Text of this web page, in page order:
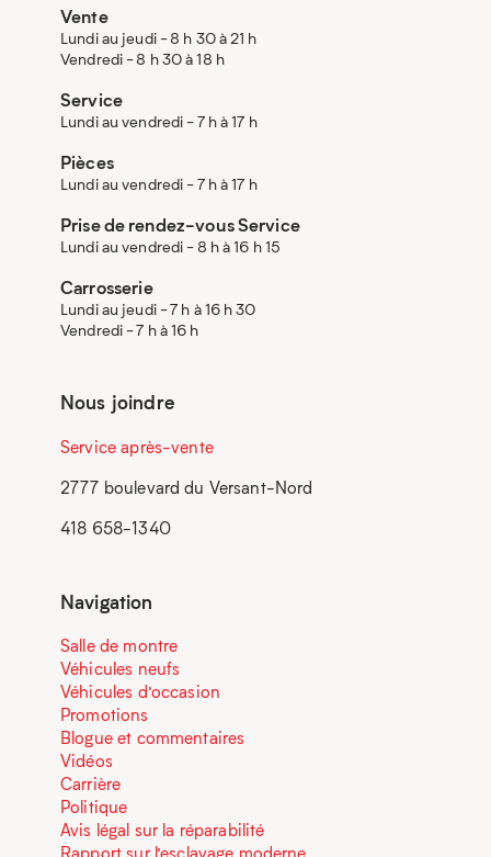
Vente
Lundi au jeudi - 8 h 30 à 21 h
Vendredi - 8 h 30 à 18 h
Service
Lundi au vendredi - 7 h à 17 h
Pièces
Lundi au vendredi - 7 h à 17 h
Prise de rendez-vous Service
Lundi au vendredi - 8 h à 16 h 15
Carrosserie
Lundi au jeudi - 7 h à 16 h 30
Vendredi - 7 h à 16 h
Nous joindre
Service après-vente
2777 boulevard du Versant-Nord
418 658-1340
Navigation
Salle de montre
Véhicules neufs
Véhicules d’occasion
Promotions
Blogue et commentaires
Vidéos
Carrière
Politique
Avis légal sur la réparabilité